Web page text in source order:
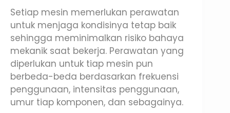
Setiap mesin memerlukan perawatan
untuk menjaga kondisinya tetap baik
sehingga meminimalkan risiko bahaya
mekanik saat bekerja. Perawatan yang
diperlukan untuk tiap mesin pun
berbeda-beda berdasarkan frekuensi
penggunaan, intensitas penggunaan,
umur tiap komponen, dan sebagainya.